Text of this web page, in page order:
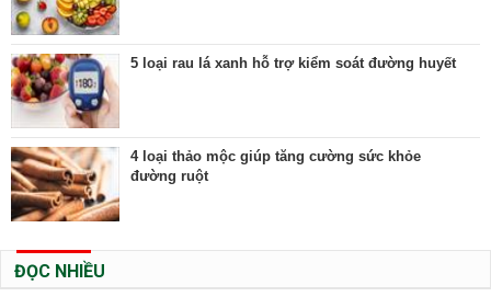
5 loại rau lá xanh hỗ trợ kiểm soát đường huyết
4 loại thảo mộc giúp tăng cường sức khỏe
đường ruột
ĐỌC NHIỀU